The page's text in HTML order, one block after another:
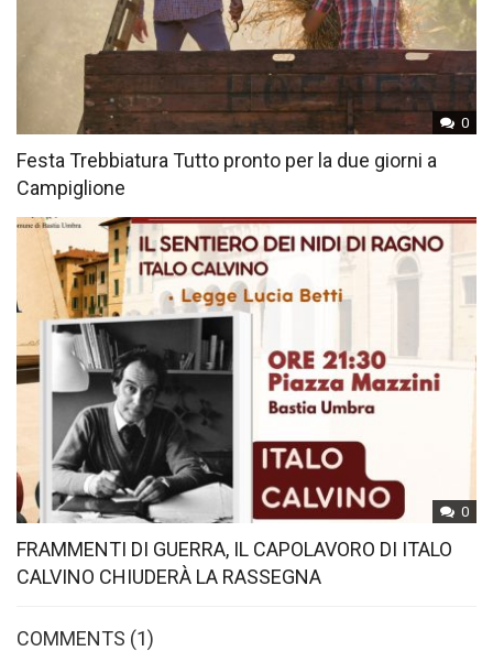
0
Festa Trebbiatura Tutto pronto per la due giorni a
Campiglione
0
FRAMMENTI DI GUERRA, IL CAPOLAVORO DI ITALO
CALVINO CHIUDERÀ LA RASSEGNA
COMMENTS (1)